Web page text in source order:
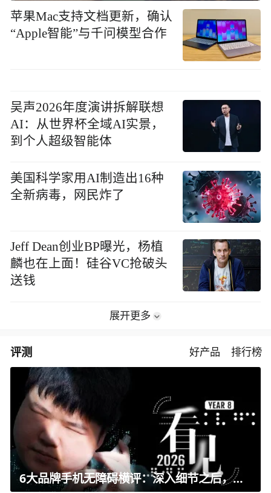
苹果Mac支持文档更新，确认
“Apple智能”与千问模型合作
吴声2026年度演讲拆解联想
AI：从世界杯全域AI实景，
到个人超级智能体
美国科学家用AI制造出16种
全新病毒，网民炸了
Jeff Dean创业BP曝光，杨植
麟也在上面！硅谷VC抢破头
送钱
展开更多
评测 好产品 排行榜
6大品牌手机无障碍横评：深入细节之后，似乎只有苹果能挺住？｜ 看见2026